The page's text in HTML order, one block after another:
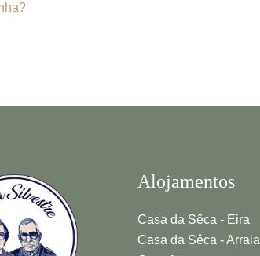
Alojamentos
Casa da Sêca - Eira
Casa da Sêca - Arraial